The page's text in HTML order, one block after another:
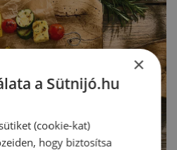
×
a Sütnijó.hu
(cookie-kat)
hogy biztosítsa